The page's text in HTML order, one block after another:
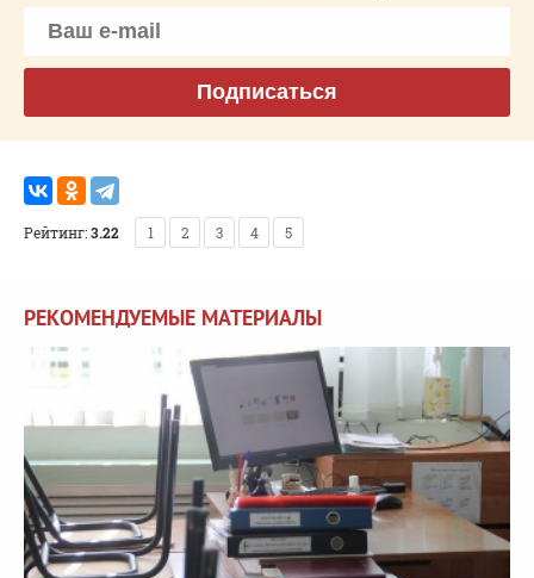
Подписаться
Рейтинг:3.22 1 2 3 4 5
РЕКОМЕНДУЕМЫЕ МАТЕРИАЛЫ